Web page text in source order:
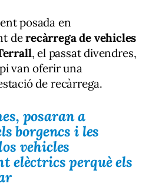
posada en
derecàrrega de vehicles
, el passat divendres,
van oferir una
de recàrrega.
posaran a
borgencs i les
vehicles
elèctrics perquè els